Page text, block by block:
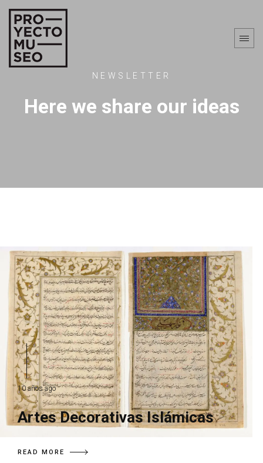
NEWSLETTER
Here we share our ideas
10 años ago
Artes Decorativas Islámicas
READ MORE